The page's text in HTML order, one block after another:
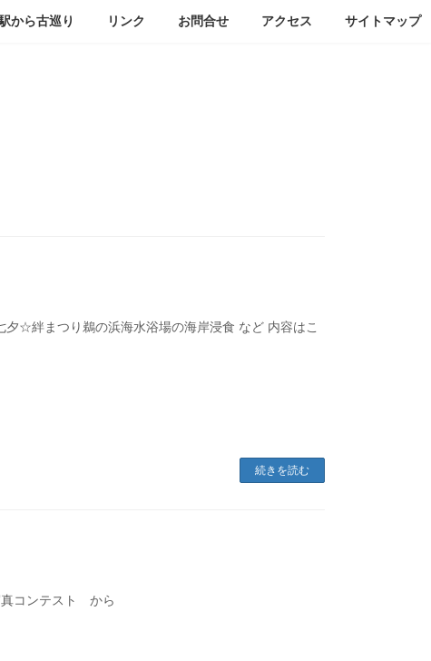
から古巡り リンク お問合せ アクセス サイトマップ
☆絆まつり鵜の浜海水浴場の海岸浸食 など 内容はこ
続きを読む
真コンテスト から